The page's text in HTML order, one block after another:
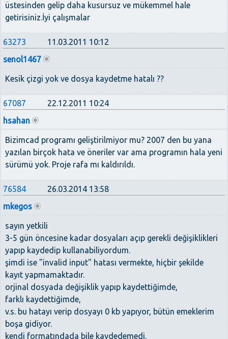
üstesinden gelip daha kusursuz ve mükemmel hale
getirisiniz.İyi çalışmalar
63273
11.03.2011 10:12
senol1467
Kesik çizgi yok ve dosya kaydetme hatalı ??
67087
22.12.2011 10:24
hsahan
Bizimcad programı geliştirilmiyor mu? 2007 den bu yana
yazılan birçok hata ve öneriler var ama programın hala yeni
sürümü yok. Proje rafa mı kaldırıldı.
76584
26.03.2014 13:58
mkegos
sayın yetkili
3-5 gün öncesine kadar dosyaları açıp gerekli değişiklikleri
yapıp kaydedip kullanabiliyordum.
şimdi ise "invalid input" hatası vermekte, hiçbir şekilde
kayıt yapmamaktadır.
orjinal dosyada değişiklik yapıp kaydettiğimde,
farklı kaydettiğimde,
v.s. bu hatayı verip dosyayı 0 kb yapıyor, bütün emeklerim
boşa gidiyor.
kendi formatındada bile kaydedemedi.